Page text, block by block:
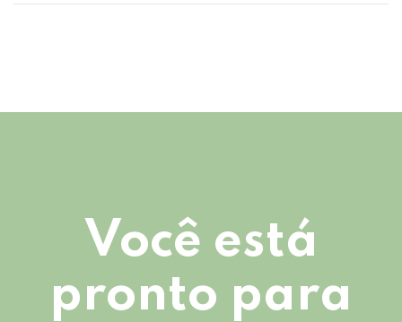
Você está
pronto para